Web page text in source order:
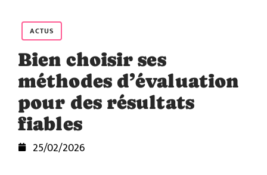
ACTUS
Bien choisir ses
méthodes d’évaluation
pour des résultats
fiables
25/02/2026